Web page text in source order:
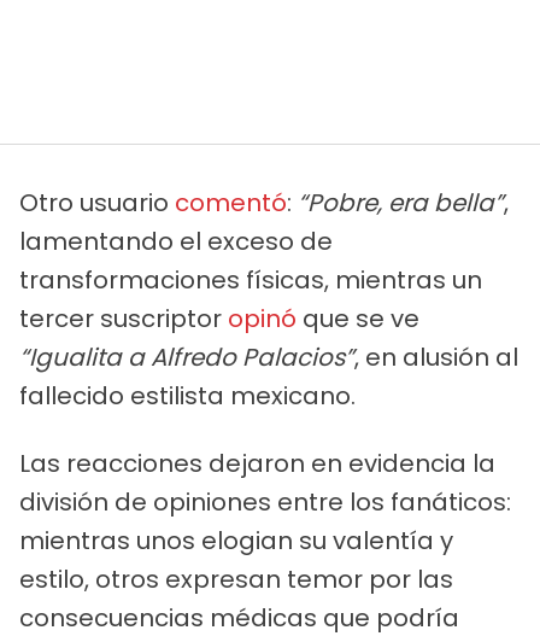
Otro usuario comentó: “Pobre, era bella”,
lamentando el exceso de
transformaciones físicas, mientras un
tercer suscriptor opinó que se ve
“Igualita a Alfredo Palacios”, en alusión al
fallecido estilista mexicano.
Las reacciones dejaron en evidencia la
división de opiniones entre los fanáticos:
mientras unos elogian su valentía y
estilo, otros expresan temor por las
consecuencias médicas que podría